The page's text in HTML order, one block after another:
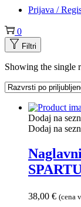
Prijava /
0
Filtri
Showing the single
Dodaj na
Dodaj na
38,00 € (cena